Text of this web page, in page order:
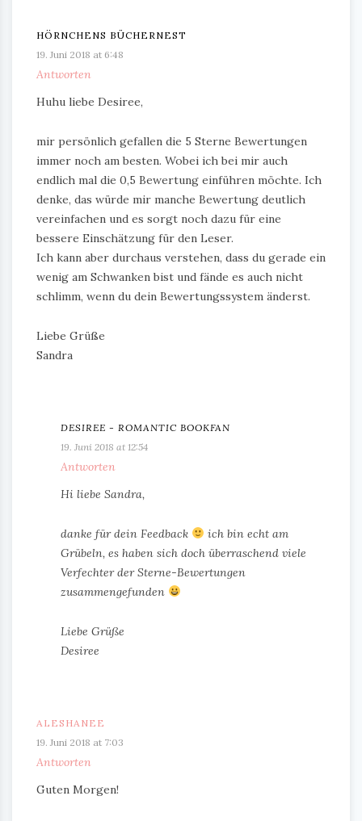
HÖRNCHENS BÜCHERNEST
19. Juni 2018 at 6:48
Antworten
Huhu liebe Desiree,
mir persönlich gefallen die 5 Sterne Bewertungen
immer noch am besten. Wobei ich bei mir auch
endlich mal die 0,5 Bewertung einführen möchte. Ich
denke, das würde mir manche Bewertung deutlich
vereinfachen und es sorgt noch dazu für eine
bessere Einschätzung für den Leser.
Ich kann aber durchaus verstehen, dass du gerade ein
wenig am Schwanken bist und fände es auch nicht
schlimm, wenn du dein Bewertungssystem änderst.
Liebe Grüße
Sandra
DESIREE - ROMANTIC BOOKFAN
19. Juni 2018 at 12:54
Antworten
Hi liebe Sandra,
danke für dein Feedback
ich bin echt am
Grübeln, es haben sich doch überraschend viele
Verfechter der Sterne-Bewertungen
zusammengefunden
Liebe Grüße
Desiree
ALESHANEE
19. Juni 2018 at 7:03
Antworten
Guten Morgen!